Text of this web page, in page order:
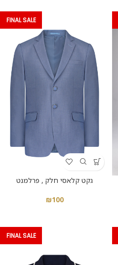
FINAL SALE
גקט קלאסי חלק , פרלמנט
₪100
FINAL SALE